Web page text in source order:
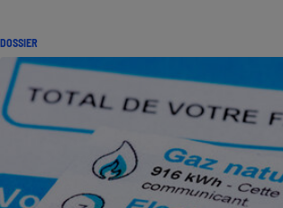
DOSSIER